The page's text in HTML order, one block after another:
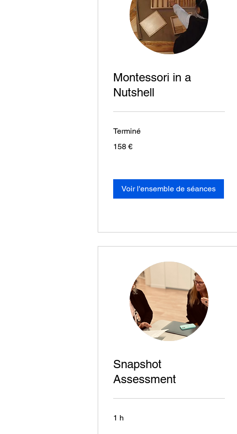
Montessori in a
Nutshell
Terminé
euros
158 €
Voir l'ensemble de séances
Snapshot
Assessment
1 h